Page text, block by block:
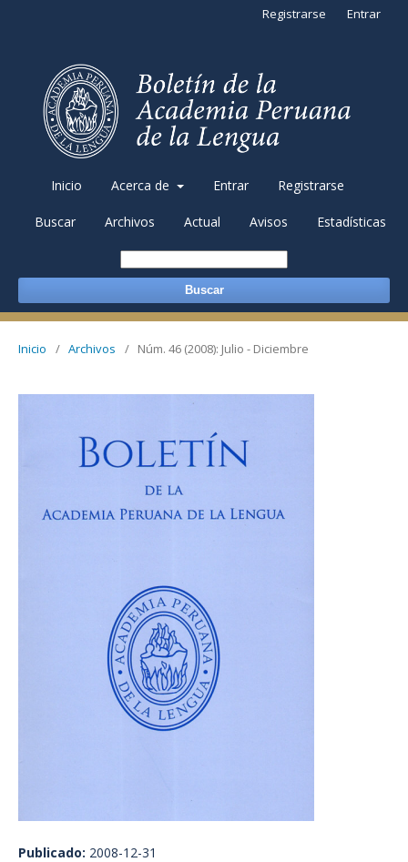
Inicio Acerca de Entrar Registrarse
Buscar Archivos Actual Avisos Estadísticas
Buscar
Registrarse Entrar
Inicio / Archivos / Núm. 46 (2008): Julio - Diciembre
Publicado: 2008-12-31